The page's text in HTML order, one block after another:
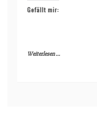
Gefällt mir:
Weiterlesen ...